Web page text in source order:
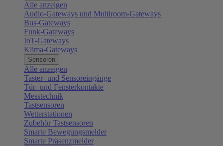
Alle anzeigen
Audio-Gateways und Multiroom-Gateways
Bus-Gateways
Funk-Gateways
IoT-Gateways
Klima-Gateways
Sensoren
Alle anzeigen
Taster- und Sensoreingänge
Tür- und Fensterkontakte
Messtechnik
Tastsensoren
Wetterstationen
Zubehör Tastsensoren
Smarte Bewegungsmelder
Smarte Präsenzmelder